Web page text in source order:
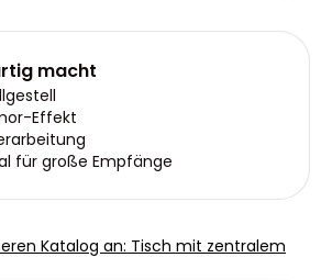
macht
Effekt
für große Empfänge
Katalog an: Tisch mit zentralem